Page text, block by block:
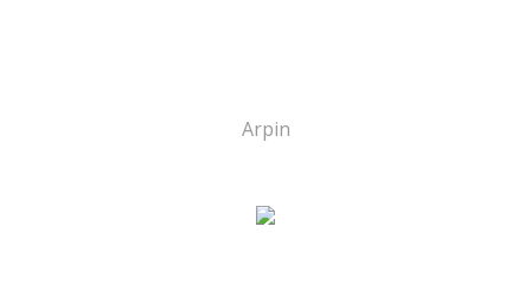
Arpin